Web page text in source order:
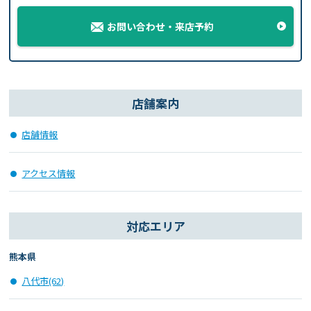
お問い合わせ・来店予約
店舗案内
店舗情報
アクセス情報
対応エリア
熊本県
八代市(62)